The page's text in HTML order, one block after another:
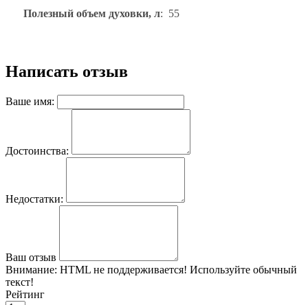
Полезный объем духовки, л: 55
Написать отзыв
Ваше имя:
Достоинства:
Недостатки:
Ваш отзыв
Внимание: HTML не поддерживается! Используйте обычный
текст!
Рейтинг